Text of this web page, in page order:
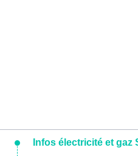
Infos électricité et gaz